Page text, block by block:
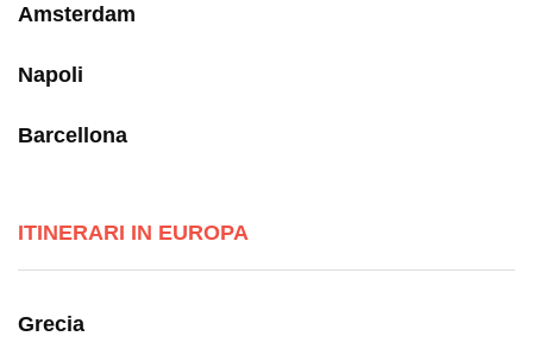
Amsterdam
Napoli
Barcellona
ITINERARI IN EUROPA
Grecia